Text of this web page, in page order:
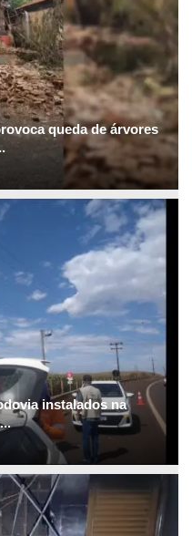
queda de árvores
instalados na